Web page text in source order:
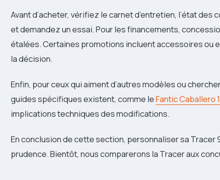
Avant d’acheter, vérifiez le carnet d’entretien, l’état
et demandez un essai. Pour les financements,
étalées. Certaines promotions incluent accessoires ou
la décision.
Enfin, pour ceux qui aiment d’autres modèles ou
guides spécifiques existent, comme leFantic Caballero
implications techniques des modifications.
En conclusion de cette section, personnaliser sa Tracer
prudence. Bientôt, nous comparerons la Tracer aux